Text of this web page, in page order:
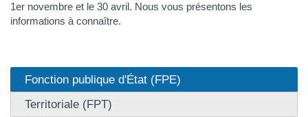
1er novembre et le 30 avril. Nous vous présentons les
informations à connaître.
Fonction publique d'État (FPE)
Territoriale (FPT)